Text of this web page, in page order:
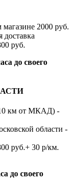
2000 руб.
доставка
руб.
до своего
10 км от МКАД) -
области -
руб.+ 30 р/км.
до своего